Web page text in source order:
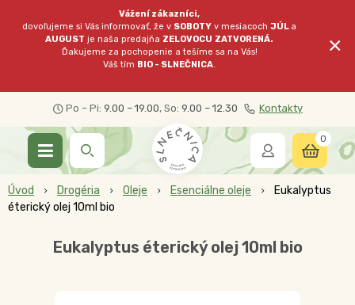
Vážení zákazníci,
dovoľujeme si Vás informovať, že v SOBOTY v mesiacochJÚL a
AUGUST je naša predajňa ZELOVOCU ZATVORENÁ.
Ďakujeme za pochopenie a tešíme sa na Vás!
Váš tím BIO - SLNEČNICA.
×
Po – Pi: 9.00 – 19.00, So: 9.00 – 12.30 Kontakty
0
Úvod Drogéria Oleje Esenciálne oleje
Eukalyptus
éterický olej 10ml bio
Eukalyptus éterický olej 10ml bio